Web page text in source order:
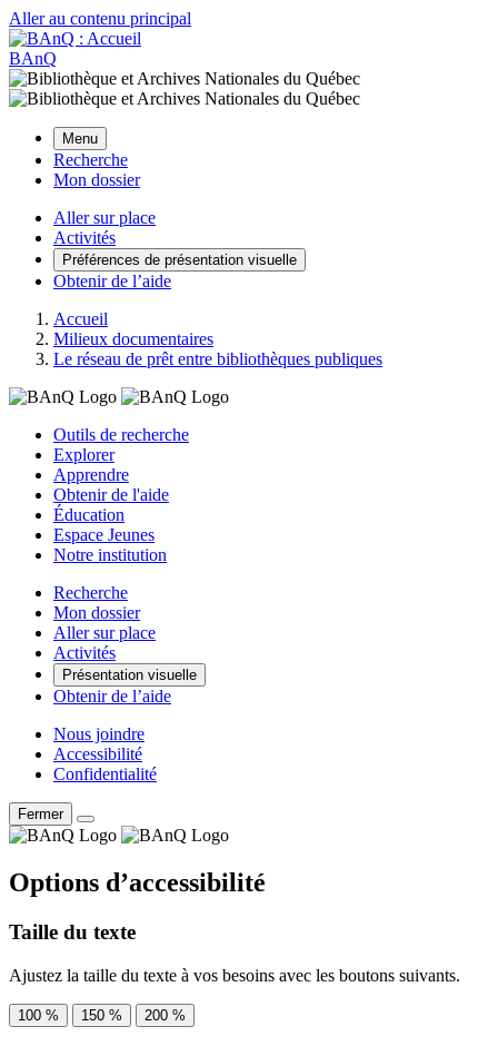
Aller au contenu principal
BAnQ
Menu
Recherche
Mon dossier
Aller sur place
Activités
Préférences de présentation visuelle
Obtenir de l’aide
Accueil
Milieux documentaires
Le réseau de prêt entre bibliothèques publiques
Outils de recherche
Explorer
Apprendre
Obtenir de l'aide
Éducation
Espace Jeunes
Notre institution
Recherche
Mon dossier
Aller sur place
Activités
Présentation visuelle
Obtenir de l’aide
Nous joindre
Accessibilité
Confidentialité
Fermer
Options d’accessibilité
Taille du texte
Ajustez la taille du texte à vos besoins avec les boutons suivants.
100 % 150 % 200 %